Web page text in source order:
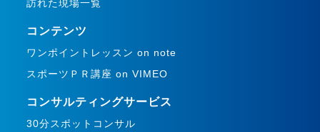
訪れた現場一覧
コンテンツ
ワンポイントレッスン on note
スポーツＰＲ講座 on VIMEO
コンサルティングサービス
30分スポットコンサル